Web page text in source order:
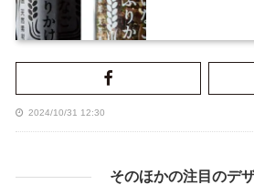
2024/10/31 12:30
そのほかの注目のデ